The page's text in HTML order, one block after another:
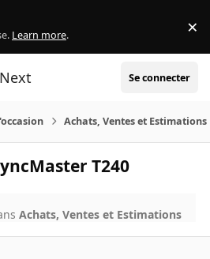
Learn more. ×
Next Se connecter
Achats, Ventes et Estimations
T240
Achats, Ventes et Estimations